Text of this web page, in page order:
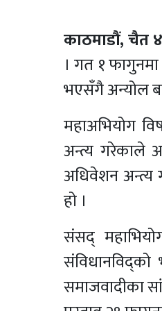
काठमाडौं,चैत
। गत १
भएसँगै अन्योल
महाअभियोग
अन्त्य गरेकाले
अधिवेशन अन्त्य
हो ।
संसद्
समाजवादीका